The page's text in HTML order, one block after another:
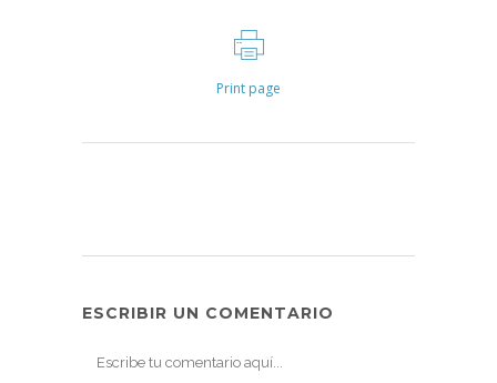
Print page
ESCRIBIR UN COMENTARIO